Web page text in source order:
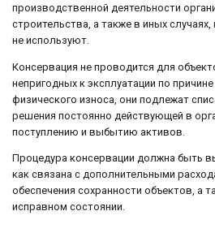
производственной деятельности
строительства, а также в иных
не используют.
Консервация не проводится для
непригодных к эксплуатации по
физического износа, они подлежат
решения постоянно действующей в
поступлению и выбытию активов.
Процедура консервации должна быть
как связана с дополнительными
обеспечения сохранности объектов, а
исправном состоянии.